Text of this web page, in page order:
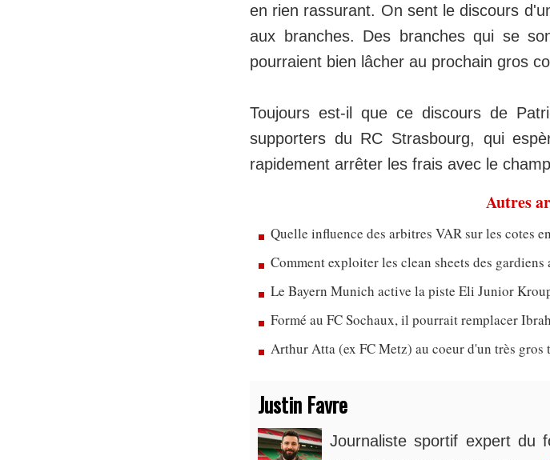
en rien rassurant. On sent le discours
aux branches. Des branches qui se
pourraient bien lâcher au prochain gros
Toujours est-il que ce discours de
supporters du RC Strasbourg, qui
rapidement arrêter les frais avec le
Autres
Quelle influence des arbitres VAR sur les cotes
Comment exploiter les clean sheets des
Le Bayern Munich active la piste Eli Junior
Formé au FC Sochaux, il pourrait remplacer
Arthur Atta (ex FC Metz) au coeur d'un très gros
Justin Favre
Journaliste sportif expert du